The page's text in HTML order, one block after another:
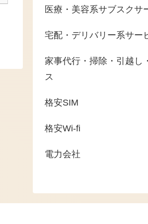
医療・美容系サブスクサ
宅配・デリバリー系サー
家事代行・掃除・引越し
ス
格安SIM
格安Wi-fi
電力会社